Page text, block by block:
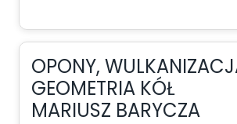
OPONY,
GEOMETRIA KÓŁ
MARIUSZ BARYCZA